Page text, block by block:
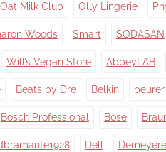
Oat Milk Club Olly Lingerie
Woods Smart SODASAN
Will’s Vegan Store AbbeyLAB
Beats by Dre Belkin beurer
Bosch Professional Bose
Dell Demeyere